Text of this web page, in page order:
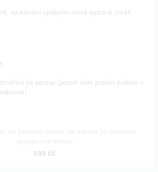
na kterém výdejním místě byste si chtěli
na adresu (potom nám prosím pošlete o
599 Kč